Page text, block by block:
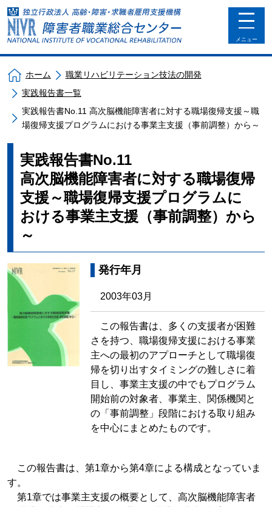
toggle
メニュー
ホーム
職業リハビリテーション技法の開発
実践報告書一覧
実践報告書No.11 高次脳機能障害者に対する職場復帰支援～職
場復帰支援プログラムにおける事業主支援（事前調整）から～
実践報告書No.11
高次脳機能障害者に対する職場復帰
支援～職場復帰支援プログラムに
おける事業主支援（事前調整）から
～
発行年月
2003年03月
この報告書は、多くの支援者が困難
さを持つ、職場復帰支援における事業
主への最初のアプローチとして職場復
帰を切り出すタイミングの難しさに着
目し、事業主支援の中でもプログラム
開始前の対象者、事業主、関係機関と
の「事前調整」段階における取り組み
を中心にまとめたものです。
この報告書は、第1章から第4章による構成となっていま
す。
第1章では事業主支援の概要として、高次脳機能障害者